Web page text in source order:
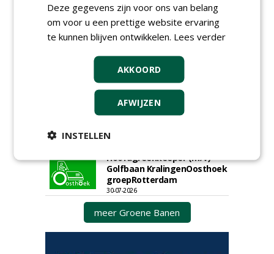
Allround
magazijnmedewerker
(fulltime) bij DSV zaden
Nederland B.V.
06-08-2026, Ven Zelderheide
Groeiplaats specialist bij
Boomtotaalzorg32-40 uur
30-07-2026, Schalkwijk
Boominspecteur bij
30-07-2026, Schalkwijk
Hoofdgreenkeeper (m/v)
Golfbaan KralingenOosthoek
groepRotterdam
30-07-2026
meer Groene Banen
Deze gegevens zijn voor ons van belang
om voor u een prettige website ervaring
te kunnen blijven ontwikkelen. Lees verder
AKKOORD
AFWIJZEN
INSTELLEN